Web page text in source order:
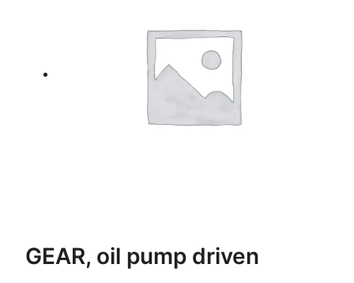
GEAR, oil pump driven